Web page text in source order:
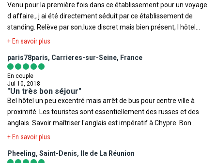
Venu pour la première fois dans ce établissement pour un voyage
d affaire., j ai été directement séduit par ce établissement de
standing. Relève par son.luxe discret mais bien présent, l hôtel
offre une multitude de jardins secrets dans insipide qu outside.
ostentatoire.. Les chambres sont luxueuses et assez
généreusement équipées. Le personnel.ainsi que la souriante
manager Evelin ne.laissent pas la part.belle à l.improvisation.
services et promptitude sont des maîtres mots à leurs yeux. Au
niveau animation c'est assez lights . Les salles de conférence
sont.pratiques et très opérationnelles. La plage et le jardin
donnent à ce complexe un.espace de calme et sobriété. Pour.la
cuisine, plus que bien! Soit.un régal pour.les papilles.
+ En savoir plus
paris78paris, Carrieres-sur-Seine, France
En couple
Jul 10, 2018
"Un très bon séjour"
Bel hôtel un peu excentré mais arrêt de bus pour centre ville à
proximité. Les touristes sont essentiellement des russes et des
anglais. Savoir maîtriser l'anglais est impératif à Chypre. Bon
accueil, très grande chambre front de mer, belle vue, fruits, eau,
le seul bémol, musique et chansons tous les soirs au bar extérieur,
+ En savoir plus
Pheeling, Saint-Denis, Ile de La Réunion